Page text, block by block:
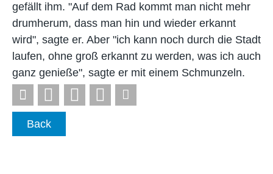
gefällt ihm. "Auf dem Rad kommt man nicht mehr
drumherum, dass man hin und wieder erkannt
wird", sagte er. Aber "ich kann noch durch die Stadt
laufen, ohne groß erkannt zu werden, was ich auch
ganz genieße", sagte er mit einem Schmunzeln.
Back